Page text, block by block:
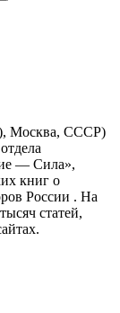
Москва, СССР)
— Сила»,
книг о
России . На
статей,